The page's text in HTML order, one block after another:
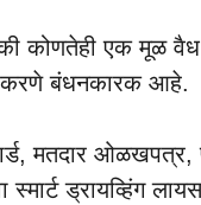
कोणतेही एक मूळ वैध
बंधनकारक आहे.
मतदार ओळखपत्र,
स्मार्ट ड्रायव्हिंग